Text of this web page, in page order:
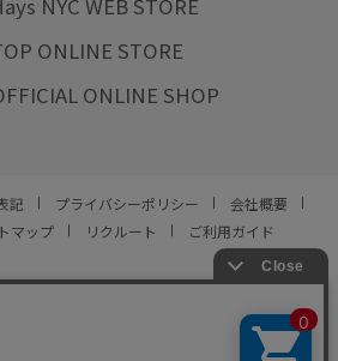
NYC WEB STORE
ONLINE STORE
ONLINE SHOP
記 プライバシーポリシー
会社概要
マップ リクルート ご利用ガイド
ALL RIGHTS RESERVED.